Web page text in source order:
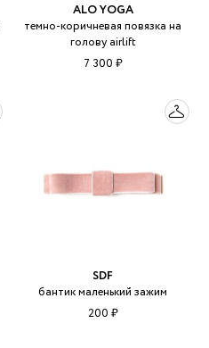
ALO YOGA
темно-коричневая повязка на
голову airlift
7 300 ₽
SDF
бантик маленький зажим
200 ₽